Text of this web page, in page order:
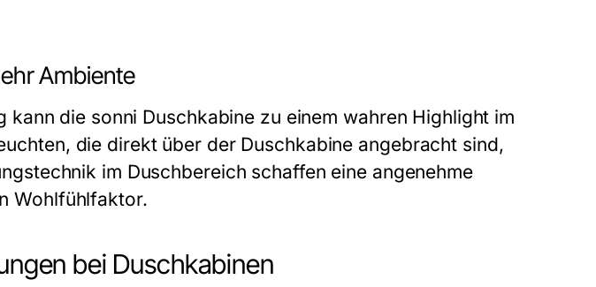
Ambiente
kann die sonni Duschkabine zu einem wahren Highlight im
die direkt über der Duschkabine angebracht sind,
im Duschbereich schaffen eine angenehme
Wohlfühlfaktor.
bei Duschkabinen